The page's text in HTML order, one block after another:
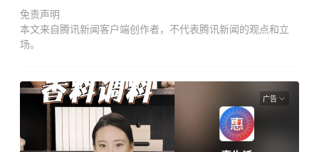
免责声明
本文来自腾讯新闻客户端创作者，不代表腾讯新闻的观点和立
场。
广告